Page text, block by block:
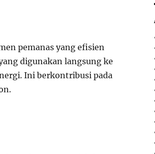
pemanas yang efisien
digunakan langsung ke
Ini berkontribusi pada